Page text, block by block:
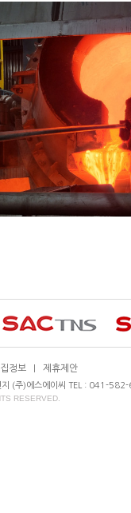
정보 제휴제안
지 (주)에스에이씨 TEL : 041-
RESERVED.